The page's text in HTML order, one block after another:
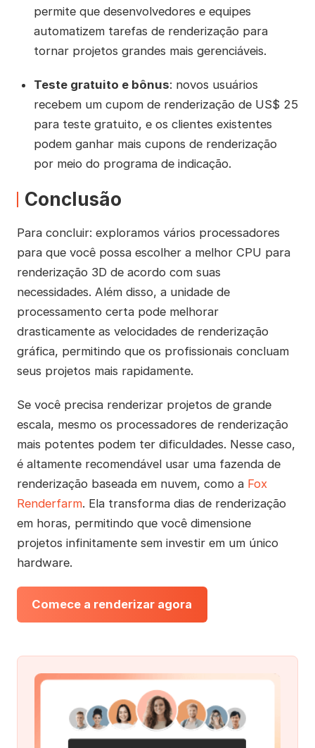
permite que desenvolvedores e equipes
automatizem tarefas de renderização para
tornar projetos grandes mais gerenciáveis.
Teste gratuito e bônus: novos usuários
recebem um cupom de renderização de US$ 25
para teste gratuito, e os clientes existentes
podem ganhar mais cupons de renderização
por meio do programa de indicação.
Conclusão
Para concluir: exploramos vários processadores
para que você possa escolher a melhor CPU para
renderização 3D de acordo com suas
necessidades. Além disso, a unidade de
processamento certa pode melhorar
drasticamente as velocidades de renderização
gráfica, permitindo que os profissionais concluam
seus projetos mais rapidamente.
Se você precisa renderizar projetos de grande
escala, mesmo os processadores de renderização
mais potentes podem ter dificuldades. Nesse caso,
é altamente recomendável usar uma fazenda de
renderização baseada em nuvem, como a Fox
Renderfarm. Ela transforma dias de renderização
em horas, permitindo que você dimensione
projetos infinitamente sem investir em um único
hardware.
Comece a renderizar agora